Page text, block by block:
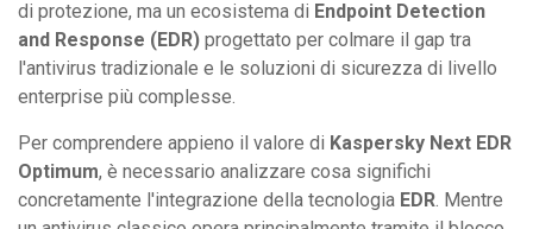
di protezione, ma un ecosistema di Endpoint Detection
and Response (EDR) progettato per colmare il gap tra
l'antivirus tradizionale e le soluzioni di sicurezza di livello
enterprise più complesse.
Per comprendere appieno il valore di Kaspersky Next EDR
Optimum, è necessario analizzare cosa significhi
concretamente l'integrazione della tecnologia EDR. Mentre